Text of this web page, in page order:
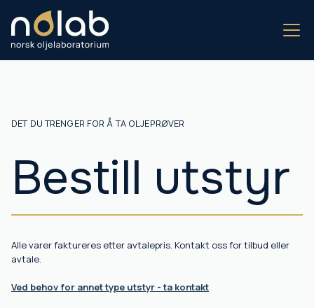
DET DU TRENGER FOR Å TA OLJEPRØVER
Bestill utstyr
Alle varer faktureres etter avtalepris. Kontakt oss for tilbud eller
avtale.
Ved behov for annet type utstyr - ta kontakt